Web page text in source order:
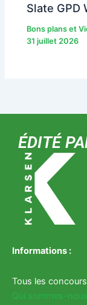
Slate GPD
Bons plans et
31 juillet 2026
ÉDITÉ
Informations :
Tous les concours
Qui sommes-